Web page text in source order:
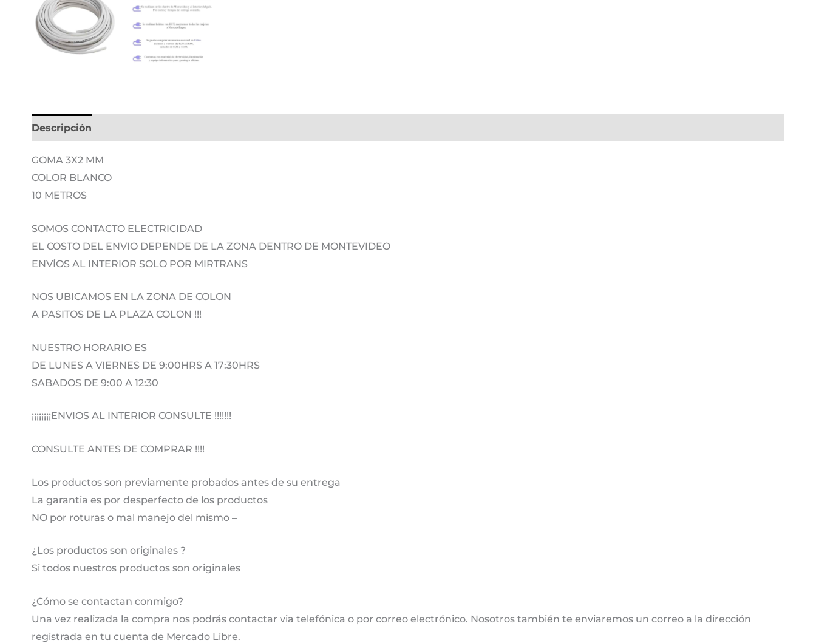
Descripción
GOMA 3X2 MM
COLOR BLANCO
10 METROS
SOMOS CONTACTO ELECTRICIDAD
EL COSTO DEL ENVIO DEPENDE DE LA ZONA DENTRO DE MONTEVIDEO
ENVÍOS AL INTERIOR SOLO POR MIRTRANS
NOS UBICAMOS EN LA ZONA DE COLON
A PASITOS DE LA PLAZA COLON !!!
NUESTRO HORARIO ES
DE LUNES A VIERNES DE 9:00HRS A 17:30HRS
SABADOS DE 9:00 A 12:30
¡¡¡¡¡¡¡¡ENVIOS AL INTERIOR CONSULTE !!!!!!!
CONSULTE ANTES DE COMPRAR !!!!
Los productos son previamente probados antes de su entrega
La garantia es por desperfecto de los productos
NO por roturas o mal manejo del mismo –
¿Los productos son originales ?
Si todos nuestros productos son originales
¿Cómo se contactan conmigo?
Una vez realizada la compra nos podrás contactar via telefónica o por correo electrónico. Nosotros también te enviaremos un correo a la dirección
registrada en tu cuenta de Mercado Libre.